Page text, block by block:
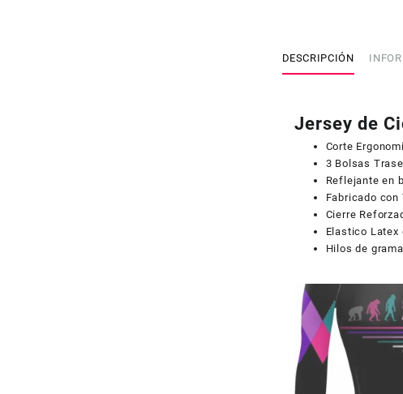
DESCRIPCIÓN
Jersey de
Corte
3 Bolsas
Reflejante en
Fabricado con
Cierre
Elastico Latex
Hilos de